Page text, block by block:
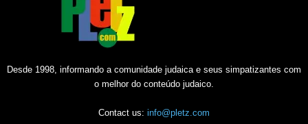
Desde 1998, informando a comunidade judaica e seus simpatizantes com
o melhor do conteúdo judaico.
Contact us: info@pletz.com